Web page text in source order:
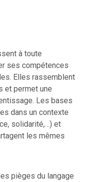
à toute
ses compétences
Elles rassemblent
et permet une
Les bases
dans un contexte
solidarité,…) et
les mêmes
pièges du langage